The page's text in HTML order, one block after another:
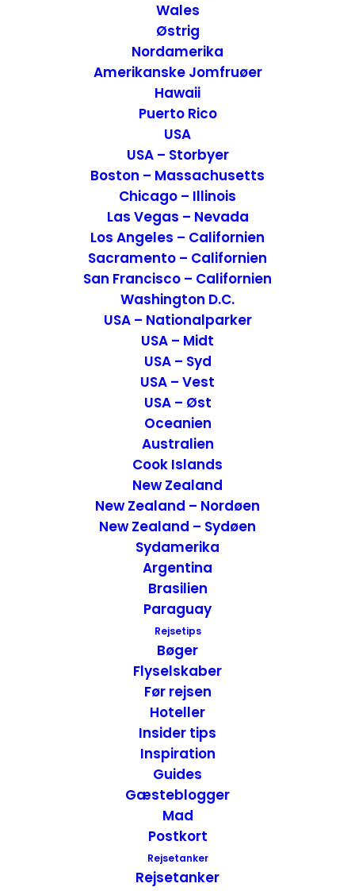
Wales
Østrig
Nordamerika
Amerikanske Jomfruøer
Hawaii
Puerto Rico
USA
USA – Storbyer
Boston – Massachusetts
Chicago – Illinois
Las Vegas – Nevada
Los Angeles – Californien
Sacramento – Californien
San Francisco – Californien
Washington D.C.
USA – Nationalparker
USA – Midt
USA – Syd
USA – Vest
USA – Øst
Oceanien
Australien
Cook Islands
New Zealand
New Zealand – Nordøen
New Zealand – Sydøen
Sydamerika
Argentina
Brasilien
Paraguay
Rejsetips
Bøger
Flyselskaber
Før rejsen
Hoteller
Insider tips
Inspiration
Guides
Gæsteblogger
Mad
Postkort
Rejsetanker
Rejsetanker
Oplevelser på Goeree-Overflakkee – Holland
Oplevelser ved Saltburn-by-the-Sea, England
England
North York Moors National Park – England
England